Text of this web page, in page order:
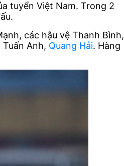
tuyển Việt Nam. Trong 2
các hậu vệ Thanh Bình,
Anh, Quang Hải. Hàng